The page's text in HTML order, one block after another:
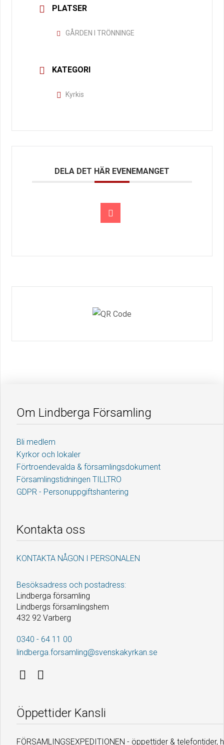
PLATSER
GÅRDEN I TRÖNNINGE
KATEGORI
Kyrkis
DELA DET HÄR EVENEMANGET
Om Lindberga Församling
Bli medlem
Kyrkor och lokaler
Förtroendevalda & församlingsdokument
Församlingstidningen TILLTRO
GDPR - Personuppgiftshantering
Kontakta oss
KONTAKTA NÅGON I PERSONALEN
Besöksadress och postadress:
Lindberga församling
Lindbergs församlingshem
432 92 Varberg
0340 - 64 11 00
lindberga.forsamling@svenskakyrkan.se
Öppettider Kansli
FÖRSAMLINGSEXPEDITIONEN - öppettider & telefontider,